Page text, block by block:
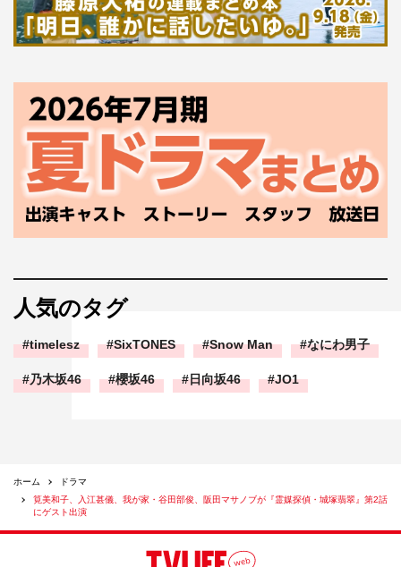
人気のタグ
timelesz SixTONES Snow Man なにわ男子
乃木坂46 櫻坂46 日向坂46 JO1
ホーム
ドラマ
筧美和子、入江甚儀、我が家・谷田部俊、阪田マサノブが『霊媒探偵・城塚翡翠』第2話
にゲスト出演